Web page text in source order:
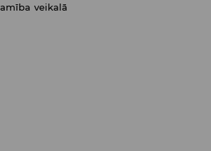
veikalā